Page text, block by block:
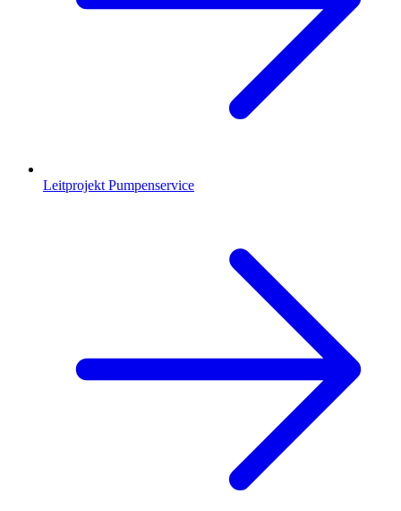
Leitprojekt Pumpenservice